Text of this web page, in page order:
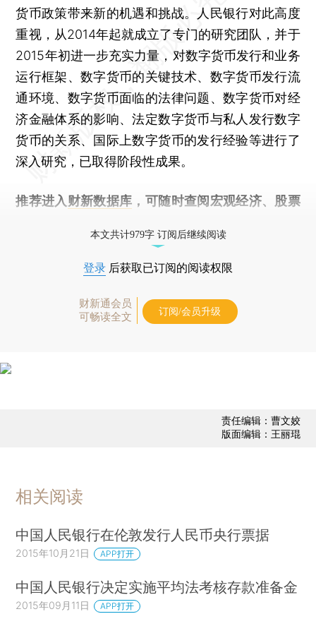
货币政策带来新的机遇和挑战。人民银行对此高度
重视，从2014年起就成立了专门的研究团队，并于
2015年初进一步充实力量，对数字货币发行和业务
运行框架、数字货币的关键技术、数字货币发行流
通环境、数字货币面临的法律问题、数字货币对经
济金融体系的影响、法定数字货币与私人发行数字
货币的关系、国际上数字货币的发行经验等进行了
深入研究，已取得阶段性成果。
推荐进入 财新数据库 ，可随时查阅宏观经济、股票
本文共计979字 订阅后继续阅读
登录 后获取已订阅的阅读权限
财新通会员
可畅读全文
订阅/会员升级
责任编辑：曹文姣
版面编辑：王丽琨
相关阅读
中国人民银行在伦敦发行人民币央行票据
2015年10月21日 APP打开
中国人民银行决定实施平均法考核存款准备金
2015年09月11日 APP打开